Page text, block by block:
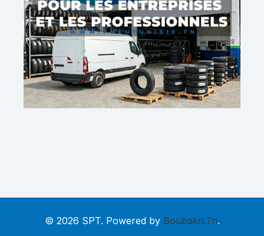
© 2026 SPT. Powered by Boubakri.Tn.